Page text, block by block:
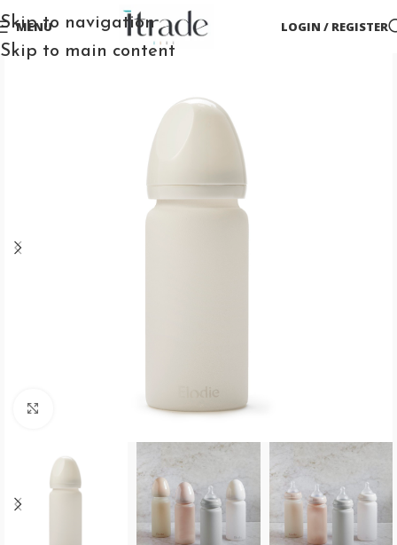
Skip to navigation
Skip to main content
MENU LOGIN / REGISTER
Click to enlarge